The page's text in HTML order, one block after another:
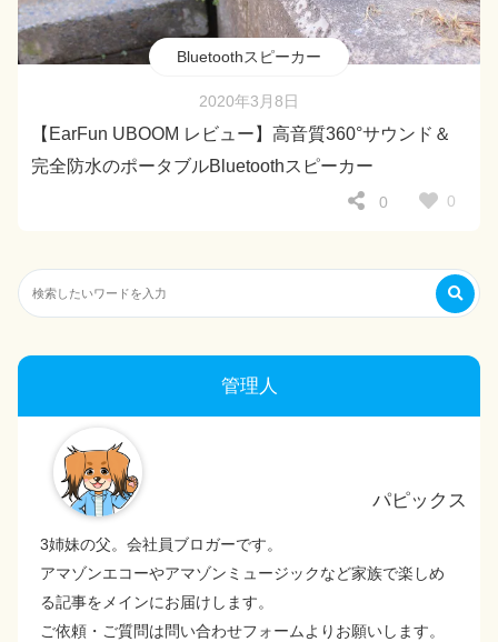
Bluetoothスピーカー
2020年3月8日
【EarFun UBOOM レビュー】高音質360°サウンド＆
完全防水のポータブルBluetoothスピーカー
0 0
管理人
パピックス
3姉妹の父。会社員ブロガーです。
アマゾンエコーやアマゾンミュージックなど家族で楽しめ
る記事をメインにお届けします。
ご依頼・ご質問は問い合わせフォームよりお願いします。